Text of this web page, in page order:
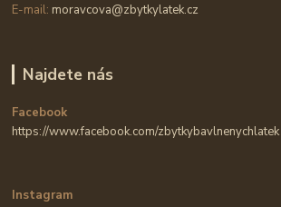
E-mail: moravcova@zbytkylatek.cz
Najdete nás
Facebook
https://www.facebook.com/zbytkybavlnenychlatek
Instagram